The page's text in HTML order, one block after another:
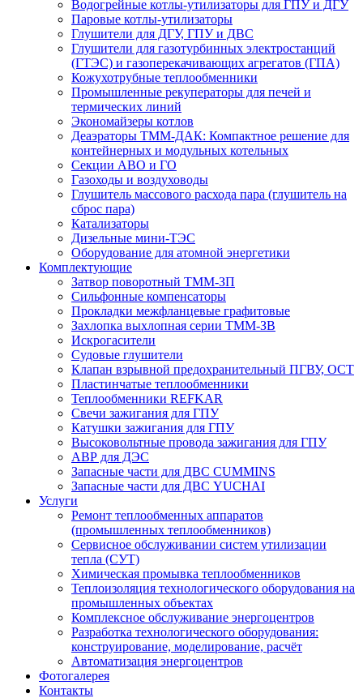
Водогрейные котлы-утилизаторы для ГПУ и ДГУ
Паровые котлы-утилизаторы
Глушители для ДГУ, ГПУ и ДВС
Глушители для газотурбинных электростанций
(ГТЭС) и газоперекачивающих агрегатов (ГПА)
Кожухотрубные теплообменники
Промышленные рекуператоры для печей и
термических линий
Экономайзеры котлов
Деаэраторы ТММ-ДАК: Компактное решение для
контейнерных и модульных котельных
Секции АВО и ГО
Газоходы и воздуховоды
Глушитель массового расхода пара (глушитель на
сброс пара)
Катализаторы
Дизельные мини-ТЭС
Оборудование для атомной энергетики
Комплектующие
Затвор поворотный ТММ-ЗП
Сильфонные компенсаторы
Прокладки межфланцевые графитовые
Захлопка выхлопная серии ТММ-ЗВ
Искрогасители
Судовые глушители
Клапан взрывной предохранительный ПГВУ, ОСТ
Пластинчатые теплообменники
Теплообменники REFKAR
Свечи зажигания для ГПУ
Катушки зажигания для ГПУ
Высоковольтные провода зажигания для ГПУ
АВР для ДЭС
Запасные части для ДВС CUMMINS
Запасные части для ДВС YUCHAI
Услуги
Ремонт теплообменных аппаратов
(промышленных теплообменников)
Сервисное обслуживании систем утилизации
тепла (СУТ)
Химическая промывка теплообменников
Теплоизоляция технологического оборудования на
промышленных объектах
Комплексное обслуживание энергоцентров
Разработка технологического оборудования:
конструирование, моделирование, расчёт
Автоматизация энергоцентров
Фотогалерея
Контакты